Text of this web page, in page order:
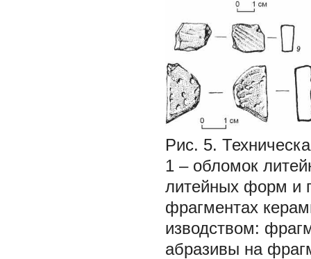
Рис. 5.
1 – обломок
литейных форм и
фрагментах
изводством:
абразивы на